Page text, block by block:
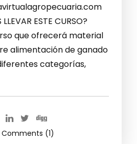
ESTE CURSO?
que ofrecerá material
alimentación de ganado
categorías,
Comments (1)